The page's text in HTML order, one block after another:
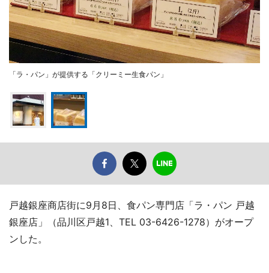
「ラ・パン」が提供する「クリーミー生食パン」
戸越銀座商店街に9月8日、食パン専門店「ラ・パン 戸越
銀座店」（品川区戸越1、TEL 03-6426-1278）がオープ
ンした。